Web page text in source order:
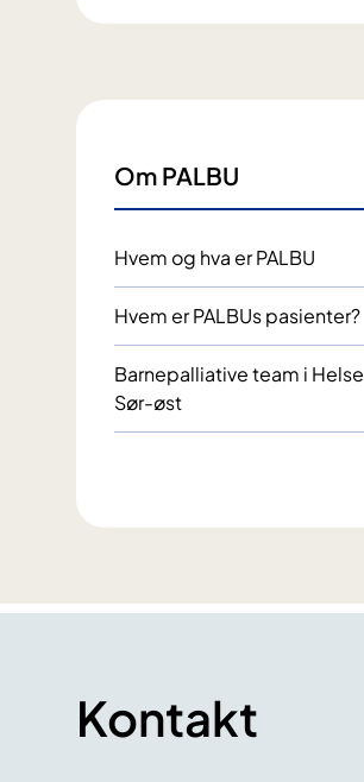
Om PALBU
Hvem og hva er PALBU
Hvem er PALBUs pasienter?
Barnepalliative team i Helse
Sør-øst
Kontakt